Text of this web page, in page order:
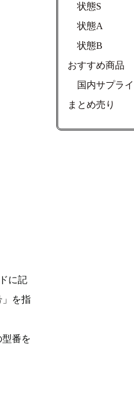
に記
」を指
番を
状態S
状態A
状態B
おすすめ商品
国内サプライ
まとめ売り